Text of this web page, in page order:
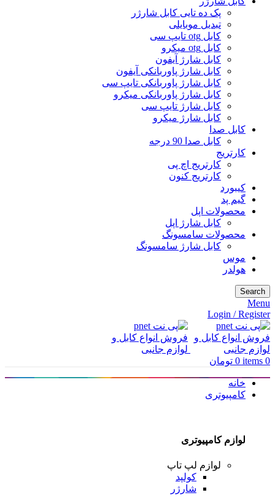
پک ده تایی کابل شارژر
تبدیل موبایلی
کابل otg تایپ سی
کابل otg میکرو
کابل شارژ آیفون
کابل شارژ پاوربانکی آیفون
کابل شارژ پاوربانکی تایپ سی
کابل شارژ پاوربانکی میکرو
کابل شارژ تایپ سی
کابل شارژ میکرو
کابل صدا
کابل صدا 90 درجه
کارتریج
کارتریج اچ پی
کارتریج کنون
کیبورد
گیم پد
محصولات اپل
کابل شارژ اپل
محصولات سامسونگ
کابل شارژ سامسونگ
موس
هولدر
Search
Menu
Login / Register
0
items
0 تومان
خانه
کامپیوتری
لوازم کامپیوتری
لوازم لپ تاپ
کولپد
شارژر